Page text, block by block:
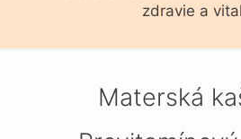
zdravie a
Materská